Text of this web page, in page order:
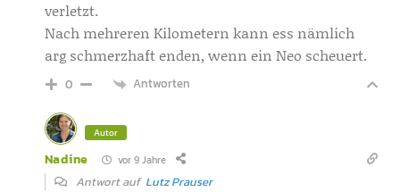
verletzt.
Nach mehreren Kilometern kann ess nämlich
arg schmerzhaft enden, wenn ein Neo scheuert.
0 Antworten
Autor
Nadine vor 9 Jahre
Antwort auf Lutz Prauser